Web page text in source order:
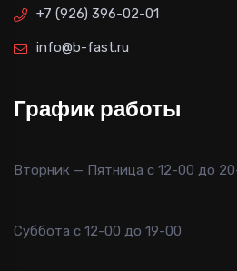
+7 (926) 396-02-01
info@b-fast.ru
График работы
Вторник — Пятница с 12-00 до
Суббота с 12-00 до 19-00